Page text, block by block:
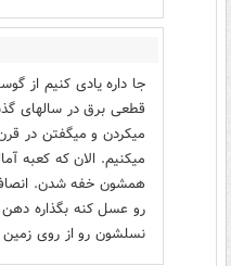
جا داره یادی کنیم از
قطعی برق در سالهای
میکنیم. الان که کعبه
رو عسل کنه بگذاره دهن
نسلشون رو از روی زمین